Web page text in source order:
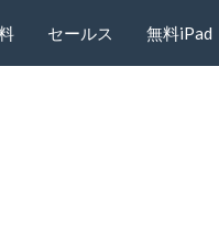
セールス 無料iPad